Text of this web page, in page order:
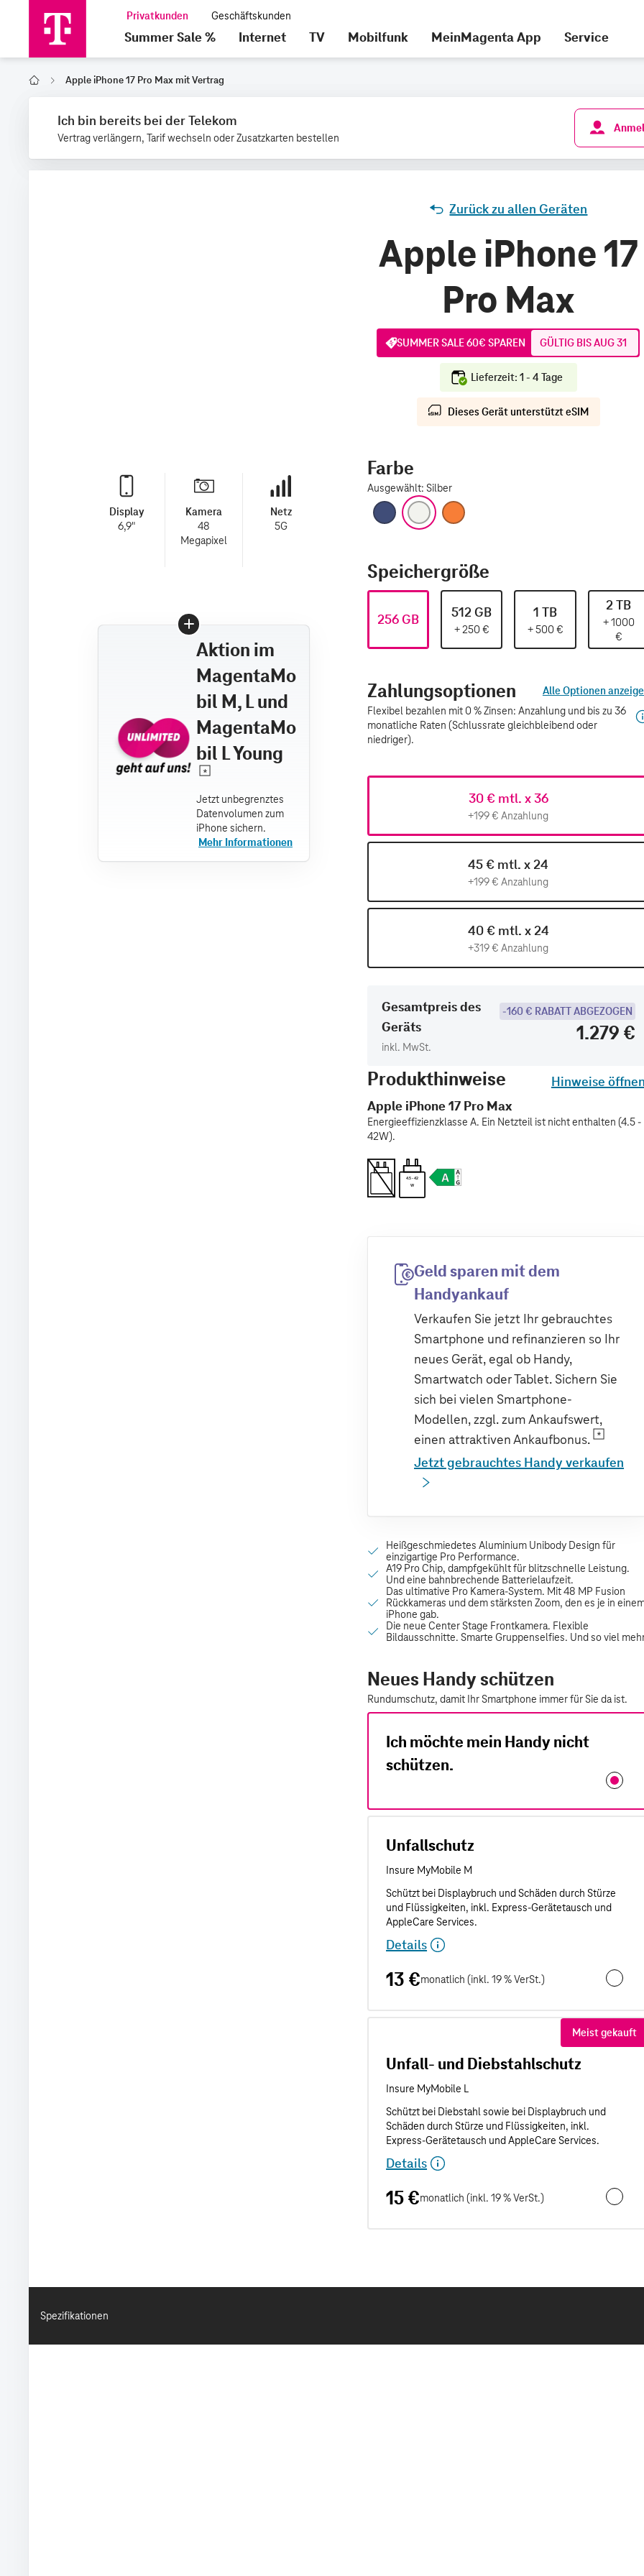
Summer Sale % Internet TV Mobilfunk MeinMagenta App Service
Home Apple iPhone 17 Pro Max mit Vertrag
Ich bin bereits bei der Telekom
Vertrag verlängern, Tarif wechseln oder Zusatzkarten bestellen
Display
6,9"
Kamera
48
Megapixel
Netz
5G
Aktion im
MagentaMo
bil M, L und
MagentaMo
bil L Young
Zurück zu allen Geräten
Apple iPhone 17
Pro Max
SUMMER SALE 60€ SPAREN GÜLTIG BIS AUG 31
Lieferzeit: 1 - 4 Tage
Dieses Gerät unterstützt eSIM
Farbe
Ausgewählt: Silber
Tiefblau
Silber
Speichergröße
256 GB 512 GB
+250 €
1 TB
+500 €
2 TB
+1000
€
Zahlungsoptionen
Alle Optionen
Flexibel bezahlen mit 0 % Zinsen: Anzahlung und bis zu 36
monatliche Raten (Schlussrate gleichbleibend oder
niedriger).
30 € mtl. x 36
+199 € Anzahlung
45 € mtl. x 24
+199 € Anzahlung
40 € mtl. x 24
+319 € Anzahlung
Gesamtpreis des
Geräts
inkl. MwSt.
-160 € RABATT ABGEZOGEN
1.279 €
Produkthinweise
Hinweise
Apple iPhone 17 Pro Max
Energieeffizienzklasse A. Ein Netzteil ist nicht enthalten (4.5 -
42W).
4.5 - 42
W
Geld sparen mit dem
Handyankauf
Verkaufen Sie jetzt Ihr gebrauchtes
Smartphone und refinanzieren so Ihr
neues Gerät, egal ob Handy,
Smartwatch oder Tablet. Sichern Sie
sich bei vielen Smartphone-
Modellen, zzgl. zum Ankaufswert,
einen attraktiven Ankaufbonus.
Jetzt gebrauchtes Handy verkaufen
Neues Handy schützen
Rundumschutz, damit Ihr Smartphone immer für Sie da ist.
Ich möchte mein Handy nicht
schützen.
Unfallschutz
Details
13 €monatlich (inkl. 19 % VerSt.)
Meist gekauft
Unfall- und Diebstahlschutz
Details
15 €monatlich (inkl. 19 % VerSt.) Unfall-
Spezifikationen